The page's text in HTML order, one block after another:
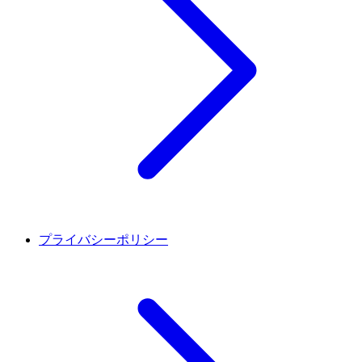
プライバシーポリシー